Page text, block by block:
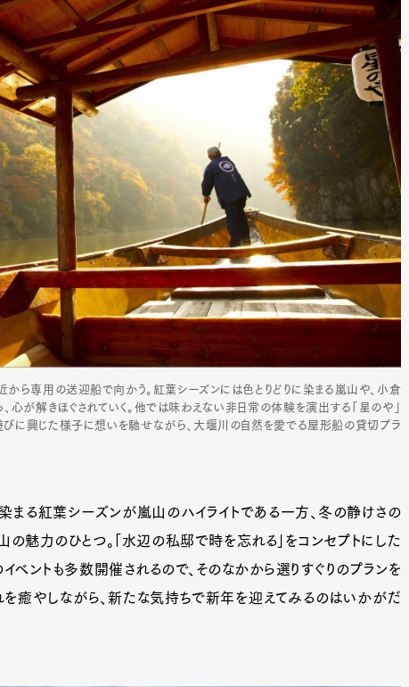
Art&Design Watch
Fashion
Lifestyle
Pen Membership Magazine Official Columnist
から専用の送迎船で向かう。紅葉シーズンには色とりどりに染まる嵐山や、小倉
が解きほぐされていく。他では味わえない非日常の体験を演出する「星のや」
に興じた様子に想いを馳せながら、大堰川の自然を愛でる屋形船の貸切プラ
まる紅葉シーズンが嵐山のハイライトである一方、冬の静けさの
の魅力のひとつ。「水辺の私邸で時を忘れる」をコンセプトにした
ベントも多数開催されるので、そのなかから選りすぐりのプランを
を癒やしながら、新たな気持ちで新年を迎えてみるのはいかがだ